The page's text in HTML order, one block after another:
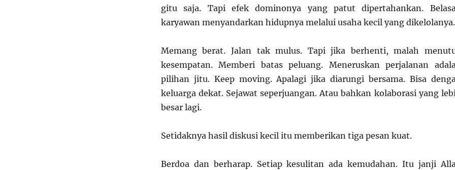
gitu saja. Tapi efek dominonya yang patut dipertahankan.
karyawan menyandarkan hidupnya melalui usaha kecil yang dikelolanya.
Memang berat. Jalan tak mulus. Tapi jika berhenti, malah
kesempatan. Memberi batas peluang. Meneruskan perjalanan
pilihan jitu. Keep moving. Apalagi jika diarungi bersama. Bisa
keluarga dekat. Sejawat seperjuangan. Atau bahkan kolaborasi yang
besar lagi.
Setidaknya hasil diskusi kecil itu memberikan tiga pesan kuat.
Berdoa dan berharap. Setiap kesulitan ada kemudahan. Itu janji